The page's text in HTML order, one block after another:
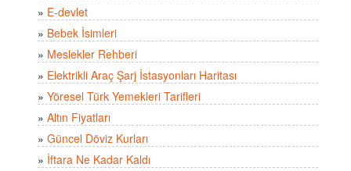
» E-devlet
» Bebek İsimleri
» Meslekler Rehberi
» Elektrikli Araç Şarj İstasyonları Haritası
» Yöresel Türk Yemekleri Tarifleri
» Altın Fiyatları
» Güncel Döviz Kurları
» İftara Ne Kadar Kaldı